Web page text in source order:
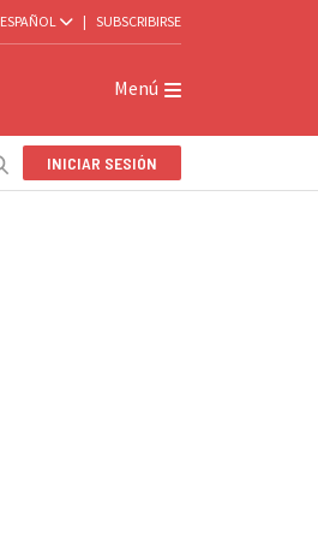
ESPAÑOL | SUBSCRIBIRSE
Menú
INICIAR SESIÓN